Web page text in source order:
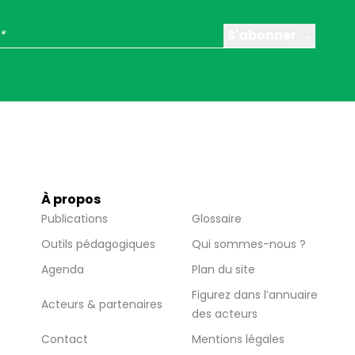
À propos
Publications
Glossaire
Outils pédagogiques
Qui sommes-nous ?
Agenda
Plan du site
Acteurs & partenaires
Figurez dans l’annuaire
des acteurs
Contact
Mentions légales